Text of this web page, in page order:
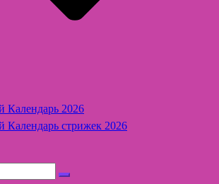
Календарь 2026
Календарь стрижек 2026